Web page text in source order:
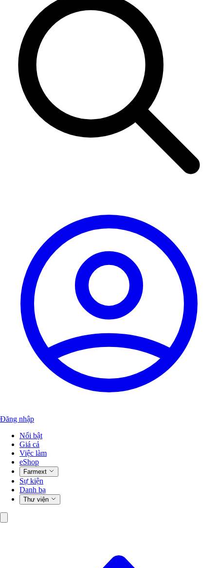
Đăng nhập
Nổi bật
Giá cả
Việc làm
eShop
Farmext
Sự kiện
Danh bạ
Thư viện